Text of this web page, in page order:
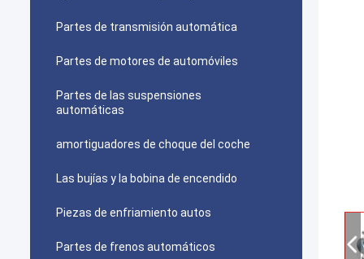
Partes de transmisión automática
Partes de motores de automóviles
Partes de las suspensiones
automáticas
amortiguadores de choque del coche
Las bujías y la bobina de encendido
Piezas de enfriamiento autos
Partes de frenos automáticos